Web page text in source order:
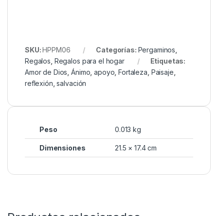
SKU:HPPM06 Categorías: Pergaminos
Regalos Regalos para el hogar
Etiquetas:
Amor de Dios ,Ánimo ,apoyo ,Fortaleza Paisaje
reflexión ,salvación
Peso 0.013 kg
Dimensiones 21.5 × 17.4 cm